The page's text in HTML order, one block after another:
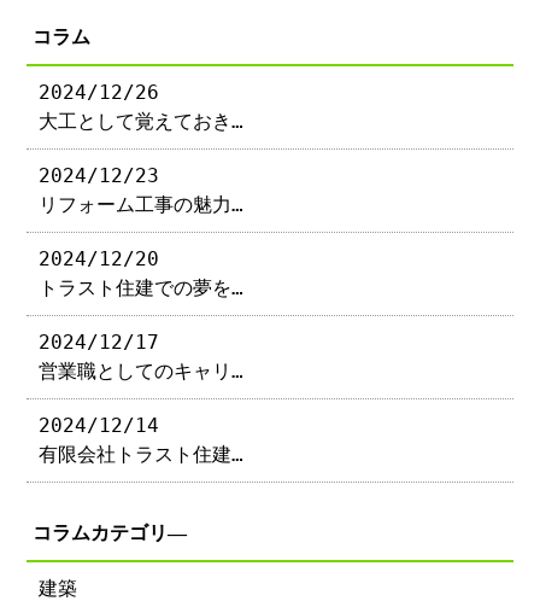
コラム
2024/12/26
大工として覚えておき…
2024/12/23
リフォーム工事の魅力…
2024/12/20
トラスト住建での夢を…
2024/12/17
営業職としてのキャリ…
2024/12/14
有限会社トラスト住建…
コラムカテゴリ―
建築